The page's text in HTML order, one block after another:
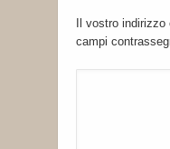
Il vostro
campi